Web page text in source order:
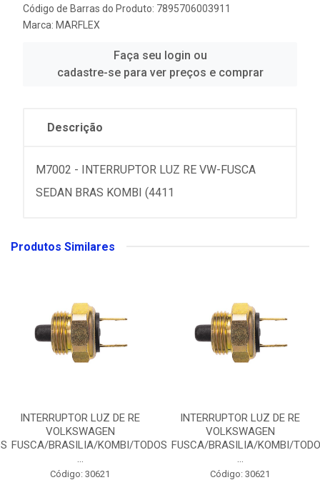
Código de Barras do Produto: 7895706003911
Marca: MARFLEX
Faça seu login ou
cadastre-se para ver preços e comprar
Descrição
M7002 - INTERRUPTOR LUZ RE VW-FUSCA
SEDAN BRAS KOMBI (4411
Produtos Similares
INTERRUPTOR LUZ DE RE
VOLKSWAGEN
FUSCA/BRASILIA/KOMBI/TODOS
...
Código: 30621
INTERRUPTOR LUZ DE RE
VOLKSWAGEN
FUSCA/BRASILIA/KOMBI/
...
Código: 30621